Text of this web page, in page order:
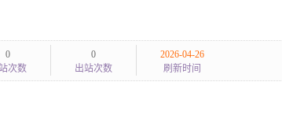
0
次数
0
出站次数
2026-04-26
刷新时间